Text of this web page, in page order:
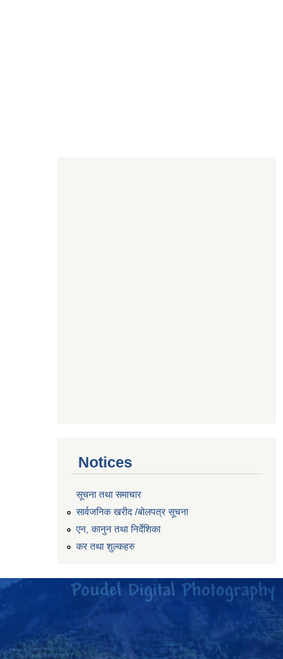
Notices
सूचना तथा समाचार
सार्वजनिक खरीद /बोलपत्र सूचना
एन, कानुन तथा निर्देशिका
कर तथा शुल्कहरु